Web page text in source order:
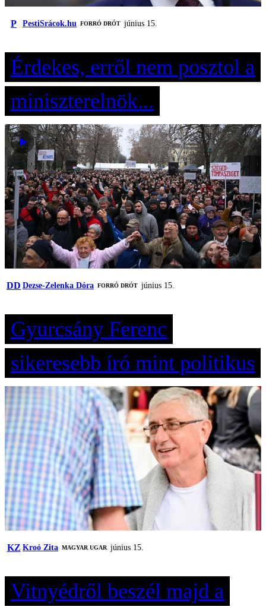
P PestiSrácok.hu FORRÓ DRÓT június 15.
Érdekes, erről nem posztol a
miniszterelnök...
DD Dezse-Zelenka Dóra FORRÓ DRÓT június 15.
Gyurcsány Ferenc
sikeresebb író mint politikus
KZ Kroó Zita MAGYAR UGAR június 15.
Vitnyédről beszél majd a